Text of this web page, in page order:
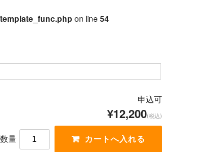
on line 54
申込可
¥12,200(税込)
数量